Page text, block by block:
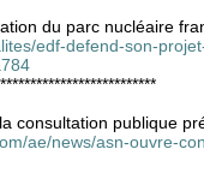
du parc nucléaire
edf-defend-son-
consultation publique
ae/news/asn-ouvre-